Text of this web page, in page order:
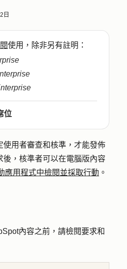
日
使用，除非另有註明：
位
使用者審查和核準，才能發佈
後，核準者可以在電腦版內容
應用程式中檢閱並採取行動 。
內容之前，請檢閱要求和